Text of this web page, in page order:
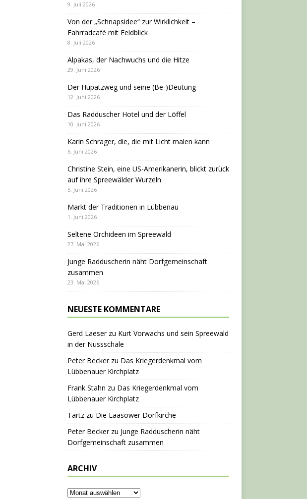
9. Juli 2026
Von der „Schnapsidee“ zur Wirklichkeit –
Fahrradcafé mit Feldblick
8. Juli 2026
Alpakas, der Nachwuchs und die Hitze
29. Juni 2026
Der Hupatzweg und seine (Be-)Deutung
12. Juni 2026
Das Radduscher Hotel und der Löffel
10. Juni 2026
Karin Schrager, die, die mit Licht malen kann
6. Juni 2026
Christine Stein, eine US-Amerikanerin, blickt zurück
auf ihre Spreewälder Wurzeln
5. Juni 2026
Markt der Traditionen in Lübbenau
1. Juni 2026
Seltene Orchideen im Spreewald
27. Mai 2026
Junge Radduscherin näht Dorfgemeinschaft
zusammen
23. Mai 2026
NEUESTE KOMMENTARE
Gerd Laeserzu Kurt Vorwachs und sein Spreewald
in der Nussschale
Peter Beckerzu Das Kriegerdenkmal vom
Lübbenauer Kirchplatz
Frank Stahn zu Das Kriegerdenkmal vom
Lübbenauer Kirchplatz
Tartzzu Die Laasower Dorfkirche
Peter Beckerzu Junge Radduscherin näht
Dorfgemeinschaft zusammen
ARCHIV